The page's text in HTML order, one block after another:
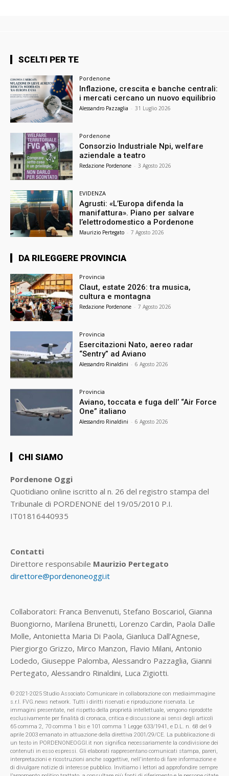
SCELTI PER TE
Pordenone
Inflazione, crescita e banche centrali:
i mercati cercano un nuovo equilibrio
Alessandro Pazzaglia - 31 Luglio 2026
Pordenone
Consorzio Industriale Npi, welfare
aziendale a teatro
Redazione Pordenone - 3 Agosto 2026
EVIDENZA
Agrusti: «L’Europa difenda la
manifattura». Piano per salvare
l’elettrodomestico a Pordenone
Maurizio Pertegato - 7 Agosto 2026
DA RILEGGERE PROVINCIA
Provincia
Claut, estate 2026: tra musica,
cultura e montagna
Redazione Pordenone - 7 Agosto 2026
Provincia
Esercitazioni Nato, aereo radar
“Sentry” ad Aviano
Alessandro Rinaldini - 6 Agosto 2026
Provincia
Aviano, toccata e fuga dell’ “Air Force
One” italiano
Alessandro Rinaldini - 6 Agosto 2026
CHI SIAMO
Pordenone Oggi
Quotidiano online iscritto al n. 26 del registro stampa del
Tribunale di PORDENONE del 19/05/2010 P.I.
IT01816440935
Contatti
Direttore responsabile Maurizio Pertegato
direttore@pordenoneoggi.it
Collaboratori: Franca Benvenuti, Stefano Boscariol, Gianna
Buongiorno, Marilena Brunetti, Lorenzo Cardin, Paola Dalle
Molle, Antonietta Maria Di Paola, Gianluca Dall’Agnese,
Piergiorgo Grizzo, Mirco Manzon, Flavio Milani, Antonio
Lodedo, Giuseppe Palomba, Alessandro Pazzaglia, Gianni
Pertegato, Alessandro Rinaldini, Luca Zigiotti.
© 2021-2025 Studio Associato Comunicare in collaborazione con mediaimmagine
s.r.l. FVG.news network. Tutti i diritti riservati e riproduzione riservata. Le
immagini presentate, nel rispetto della proprietà intellettuale, vengono riprodotte
esclusivamente per finalità di cronaca, critica e discussione ai sensi degli articoli
65 comma 2, 70 comma 1 bis e 101 comma 1 Legge 633/1941, e D.L. n. 68 del 9
aprile 2003 emanato in attuazione della direttiva 2001/29/CE. La pubblicazione di
un testo in PORDENONEOGGI.it non significa necessariamente la condivisione dei
contenuti in esso espressi. Gli elaborati rappresentano comunicati stampa, pareri,
interpretazioni e ricostruzioni anche soggettive, nell'intento di fare informazione e
di divulgare notizie di interesse pubblico. Invitiamo i lettori ad approfondire sempre